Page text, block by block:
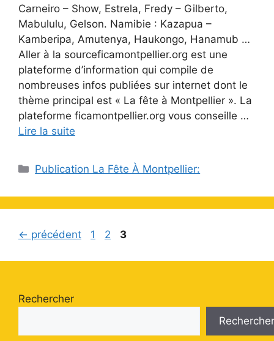
Carneiro – Show, Estrela, Fredy – Gilberto,
Mabululu, Gelson. Namibie : Kazapua –
Kamberipa, Amutenya, Haukongo, Hanamub …
Aller à la sourceficamontpellier.org est une
plateforme d’information qui compile de
nombreuses infos publiées sur internet dont le
thème principal est « La fête à Montpellier ». La
plateforme ficamontpellier.org vous conseille …
Lire la suite
Catégories
Publication La Fête À Montpellier:
← précédent Page
1 Page
2 Page
3
Rechercher
Rechercher